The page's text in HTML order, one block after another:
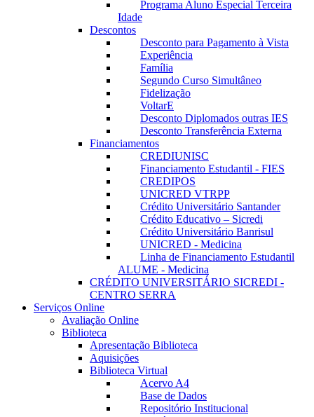
Programa Aluno Especial Terceira
Idade
Descontos
Desconto para Pagamento à Vista
Experiência
Família
Segundo Curso Simultâneo
Fidelização
VoltarE
Desconto Diplomados outras IES
Desconto Transferência Externa
Financiamentos
CREDIUNISC
Financiamento Estudantil - FIES
CREDIPOS
UNICRED VTRPP
Crédito Universitário Santander
Crédito Educativo – Sicredi
Crédito Universitário Banrisul
UNICRED - Medicina
Linha de Financiamento Estudantil
ALUME - Medicina
CRÉDITO UNIVERSITÁRIO SICREDI -
CENTRO SERRA
Serviços Online
Avaliação Online
Biblioteca
Apresentação Biblioteca
Aquisições
Biblioteca Virtual
Acervo A4
Base de Dados
Repositório Institucional